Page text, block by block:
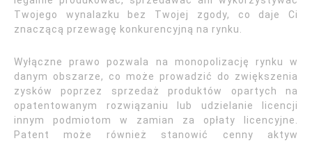
Twojego wynalazku bez Twojej zgody, co daje Ci
znaczącą przewagę konkurencyjną na rynku.
Wyłączne prawo pozwala na monopolizację rynku w
danym obszarze, co może prowadzić do zwiększenia
zysków poprzez sprzedaż produktów opartych na
opatentowanym rozwiązaniu lub udzielanie licencji
innym podmiotom w zamian za opłaty licencyjne.
Patent może również stanowić cenny aktyw